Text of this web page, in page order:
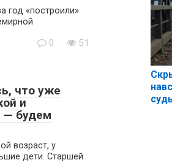
год «построили»
0 51
что уже
и
— будем
возраст, у
дети. Старшей